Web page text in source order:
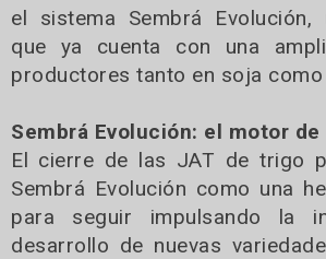
el sistema Sembrá Evolución,
que ya cuenta con una
productores tanto en soja
Sembrá Evolución: el motor
El cierre de las JAT de trigo
Sembrá Evolución como una
para seguir impulsando la
desarrollo de nuevas